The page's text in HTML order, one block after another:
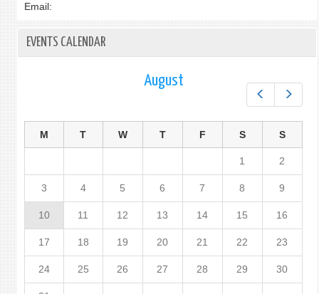
Email:
EVENTS CALENDAR
August
M T W T F S S
1 2
3 4 5 6 7 8 9
10 11 12 13 14 15 16
17 18 19 20 21 22 23
24 25 26 27 28 29 30